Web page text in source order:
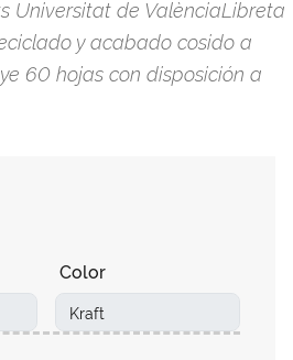
Universitat de ValènciaLibreta
y acabado cosido a
60 hojas con disposición a
Color